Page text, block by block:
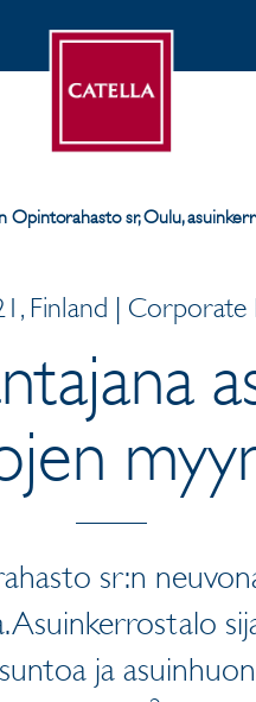
Opintorahasto sr, Oulu,
Finland | Corporate
sr:n
ja